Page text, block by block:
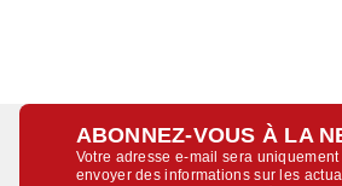
ABONNEZ-VOUS À LA
Votre adresse e-mail sera
envoyer des informations sur les